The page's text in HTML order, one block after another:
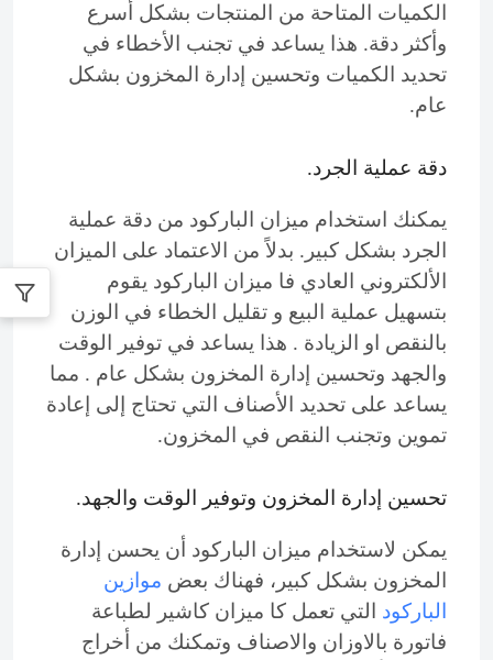
الكميات المتاحة من المنتجات بشكل أسرع
وأكثر دقة. هذا يساعد في تجنب الأخطاء في
تحديد الكميات وتحسين إدارة المخزون بشكل
عام.
دقة عملية الجرد.
يمكنك استخدام ميزان الباركود من دقة عملية
الجرد بشكل كبير. بدلاً من الاعتماد على الميزان
الألكتروني العادي فا ميزان الباركود يقوم
بتسهيل عملية البيع و تقليل الخطاء في الوزن
بالنقص او الزيادة . هذا يساعد في توفير الوقت
والجهد وتحسين إدارة المخزون بشكل عام . مما
يساعد على تحديد الأصناف التي تحتاج إلى إعادة
تموين وتجنب النقص في المخزون.
تحسين إدارة المخزون وتوفير الوقت والجهد.
يمكن لاستخدام ميزان الباركود أن يحسن إدارة
المخزون بشكل كبير، فهناك بعض موازين
الباركود التي تعمل كا ميزان كاشير لطباعة
فاتورة بالاوزان والاصناف وتمكنك من أخراج